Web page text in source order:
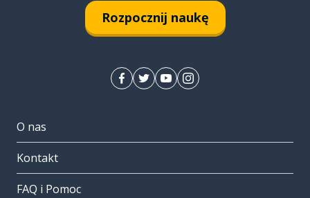
Rozpocznij naukę
O nas
Kontakt
FAQ i Pomoc